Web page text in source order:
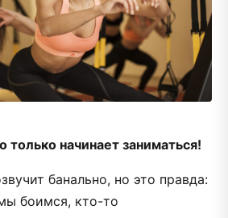
только начинает заниматься!
банально, но это правда:
боимся, кто-то